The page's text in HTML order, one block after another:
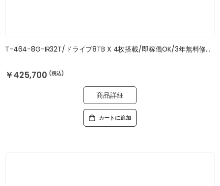
T-464-8G-IR32T/ドライブ8TB X 4枚搭載/即稼働OK/3年無料修理保証
￥425,700
商品詳細
カートに追加